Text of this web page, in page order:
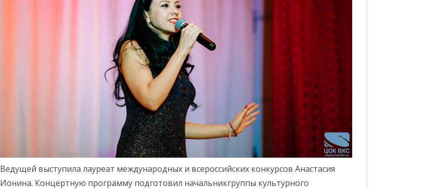
Ведущей выступила лауреат международных и всероссийских конкурсов Анастасия
Ионина. Концертную программу подготовил начальникгруппы культурного